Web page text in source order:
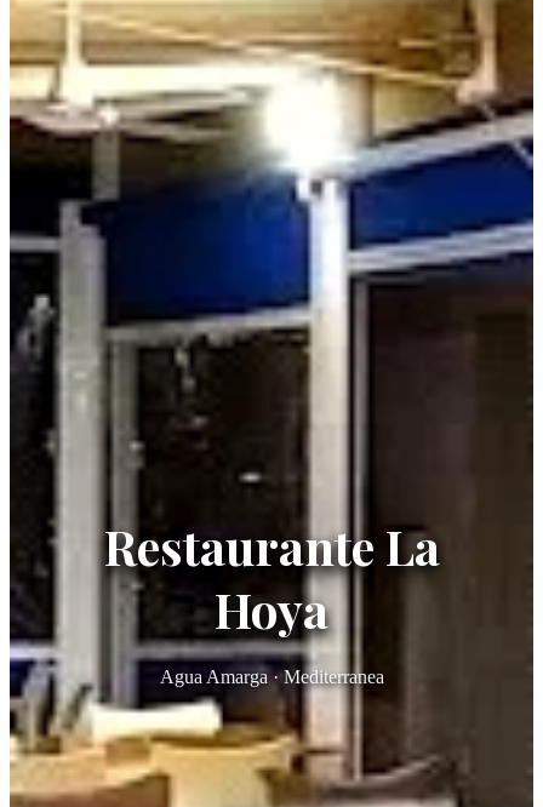
Restaurante La
Hoya
Agua Amarga · Mediterranea